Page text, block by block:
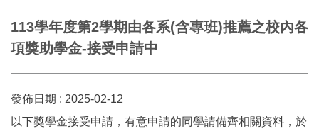
113學年度第2學期由各系(含專班)推薦之校內各
項獎助學金-接受申請中
發佈日期 : 2025-02-12
以下獎學金接受申請，有意申請的同學請備齊相關資料，於